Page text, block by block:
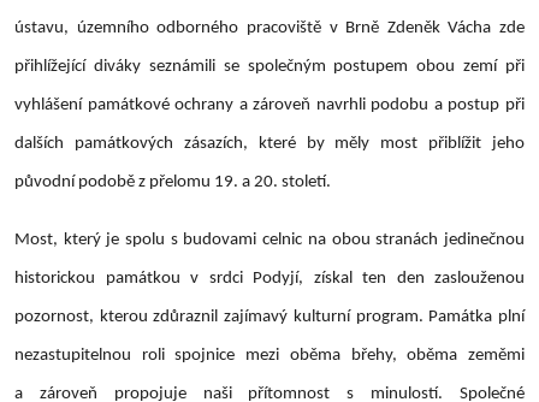
ústavu, územního odborného pracoviště v Brně Zdeněk Vácha zde
přihlížející diváky seznámili se společným postupem obou zemí při
vyhlášení památkové ochrany a zároveň navrhli podobu a postup při
dalších památkových zásazích, které by měly most přiblížit jeho
původní podobě z přelomu 19. a 20. století.
Most, který je spolu s budovami celnic na obou stranách jedinečnou
historickou památkou v srdci Podyjí, získal ten den zaslouženou
pozornost, kterou zdůraznil zajímavý kulturní program. Památka plní
nezastupitelnou roli spojnice mezi oběma břehy, oběma zeměmi
a zároveň propojuje naši přítomnost s minulostí. Společné